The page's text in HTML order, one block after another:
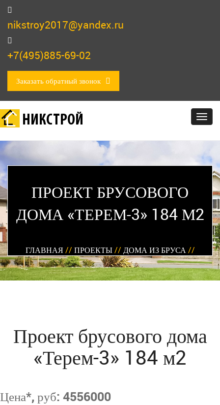
nikstroy2017@yandex.ru
+7(495)885-69-02
Заказать обратный звонок
НИКСТРОЙ
ПРОЕКТ БРУСОВОГО
ДОМА «ТЕРЕМ-3» 184 М2
ГЛАВНАЯ // ПРОЕКТЫ // ДОМА ИЗ БРУСА //
Проект брусового дома
«Терем-3» 184 м2
Цена*, руб: 4556000